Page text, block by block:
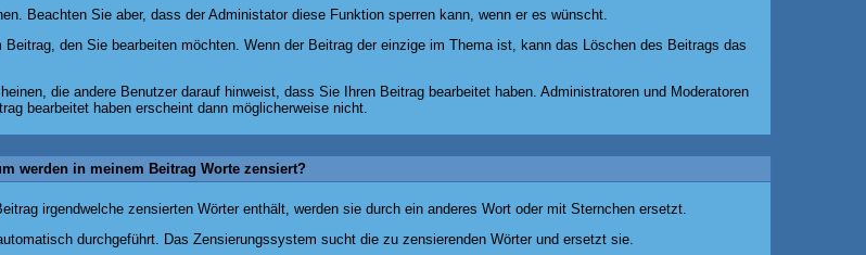
Beachten Sie aber, dass der Administator diese Funktion sperren kann, wenn er es wünscht.
Beitrag, den Sie bearbeiten möchten. Wenn der Beitrag der einzige im Thema ist, kann das Löschen des Beitrags das
die andere Benutzer darauf hinweist, dass Sie Ihren Beitrag bearbeitet haben. Administratoren und Moderatoren
bearbeitet haben erscheint dann möglicherweise nicht.
werden in meinem Beitrag Worte zensiert?
irgendwelche zensierten Wörter enthält, werden sie durch ein anderes Wort oder mit Sternchen ersetzt.
durchgeführt. Das Zensierungssystem sucht die zu zensierenden Wörter und ersetzt sie.